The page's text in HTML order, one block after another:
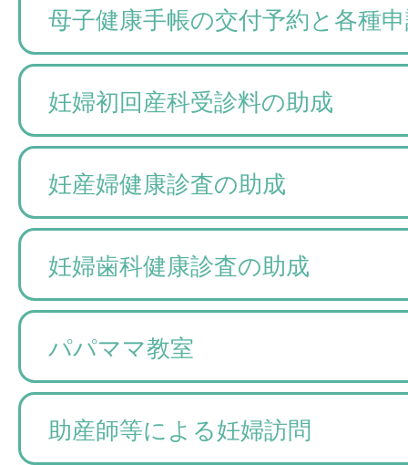
母子健康手帳の交付予約と各種
妊婦初回産科受診料の助成
妊産婦健康診査の助成
妊婦歯科健康診査の助成
パパママ教室
助産師等による妊婦訪問